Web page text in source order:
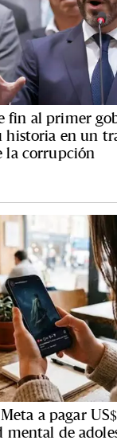
fin al primer
historia en un
la corrupción
a pagar
mental de